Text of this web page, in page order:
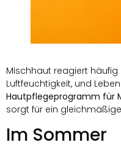
Mischhaut reagiert
Luftfeuchtigkeit, und
Hautpflegeprogramm für
sorgt für ein
Im Sommer